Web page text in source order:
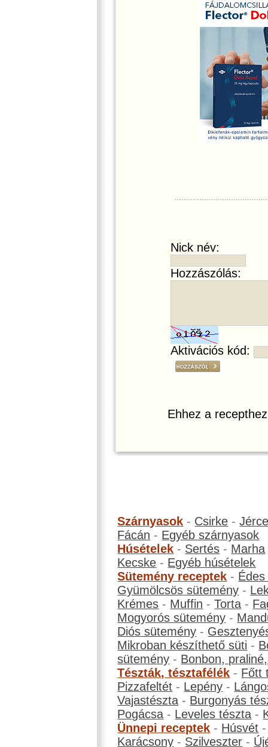
Nick név:
Hozzászólás:
Aktivációs kód:
Ehhez a
Szárnyasok - Csirke -
Fácán - Egyéb szárnyasok
Húsételek - Sertés - Marha
Kecske - Egyéb húsételek
Sütemény receptek -
Gyümölcsös sütemény -
Krémes - Muffin -Torta -
Mogyorós sütemény -
Diós sütemény -
Mikroban készíthető süti -
sütemény - Bonbon,
Tészták, tésztafélék - Főtt
Pizzafeltét - Lepény -
Vajastészta - Burgonyás
Pogácsa - Leveles tészta -
Ünnepi receptek - Húsvét
Karácsony - Szilveszter -